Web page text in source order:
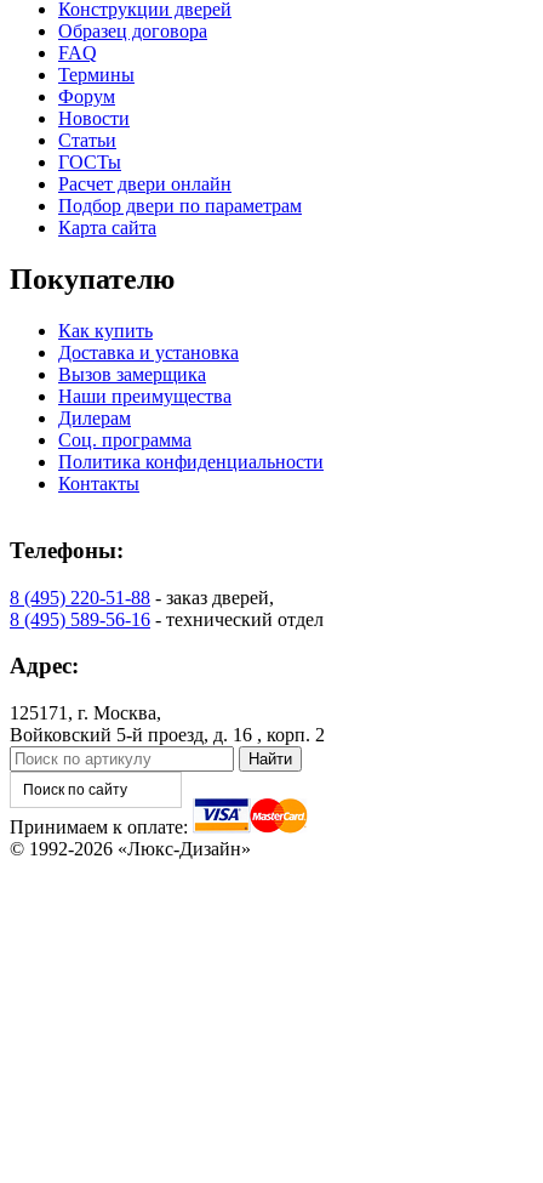
Конструкции дверей
Образец договора
FAQ
Термины
Форум
Новости
Статьи
ГОСТы
Расчет двери онлайн
Подбор двери по параметрам
Карта сайта
Покупателю
Как купить
Доставка и установка
Вызов замерщика
Наши преимущества
Дилерам
Соц. программа
Политика конфиденциальности
Контакты
Телефоны:
8 (495) 220-51-88 - заказ дверей,
8 (495) 589-56-16 - технический отдел
Адрес:
125171, г. Москва,
Войковский 5-й проезд, д. 16 , корп. 2
Принимаем к оплате:
© 1992-2026 «Люкс-Дизайн»